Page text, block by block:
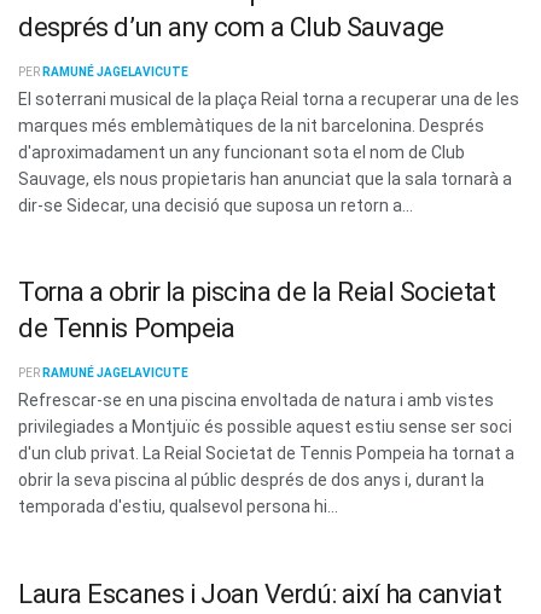
després d’un any com a Club Sauvage
PER RAMUNÉ JAGELAVICUTE
El soterrani musical de la plaça Reial torna a recuperar una de les
marques més emblemàtiques de la nit barcelonina. Després
d'aproximadament un any funcionant sota el nom de Club
Sauvage, els nous propietaris han anunciat que la sala tornarà a
dir-se Sidecar, una decisió que suposa un retorn a...
Torna a obrir la piscina de la Reial Societat
de Tennis Pompeia
PER RAMUNÉ JAGELAVICUTE
Refrescar-se en una piscina envoltada de natura i amb vistes
privilegiades a Montjuïc és possible aquest estiu sense ser soci
d'un club privat. La Reial Societat de Tennis Pompeia ha tornat a
obrir la seva piscina al públic després de dos anys i, durant la
temporada d'estiu, qualsevol persona hi...
Laura Escanes i Joan Verdú: així ha canviat